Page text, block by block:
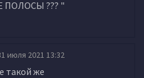
??? "
июля 2021 13:32
такой же